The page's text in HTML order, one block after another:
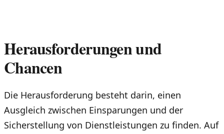
Herausforderungen und
Chancen
Die Herausforderung besteht darin, einen
Ausgleich zwischen Einsparungen und der
Sicherstellung von Dienstleistungen zu finden. Auf